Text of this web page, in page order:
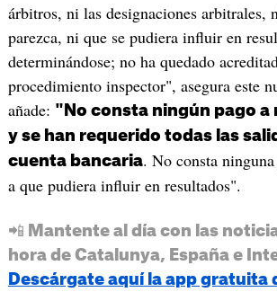
árbitros, ni las designaciones arbitrales,
parezca, ni que se pudiera influir en
determinándose; no ha quedado
procedimiento inspector", asegura este
añade: "No consta ningún pago
y se han requerido todas las
cuenta bancaria. No consta
a que pudiera influir en resultados".
📲 Mantente al día con las
hora de Catalunya, España e
Descárgate aquí la app gratuita